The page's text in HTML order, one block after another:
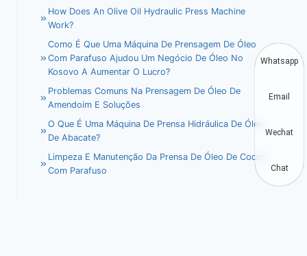
How Does An Olive Oil Hydraulic Press Machine
Work?
Como É Que Uma Máquina De Prensagem De Óleo
Com Parafuso Ajudou Um Negócio De Óleo No
Kosovo A Aumentar O Lucro?
Problemas Comuns Na Prensagem De Óleo De
Amendoim E Soluções
O Que É Uma Máquina De Prensa Hidráulica De Óleo
De Abacate?
Limpeza E Manutenção Da Prensa De Óleo De Cocos
Com Parafuso
Whatsapp
Email
Wechat
Chat